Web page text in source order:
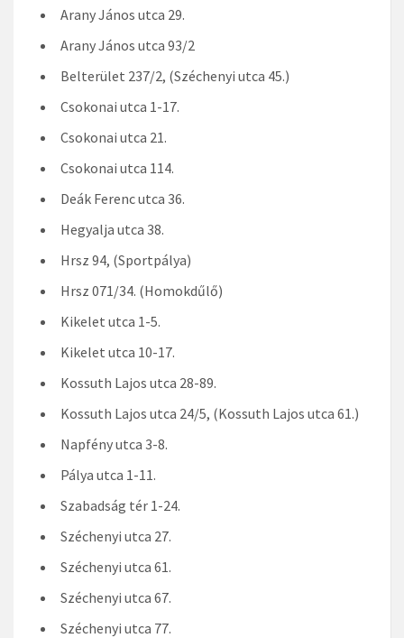
Arany János utca 29.
Arany János utca 93/2
Belterület 237/2, (Széchenyi utca 45.)
Csokonai utca 1-17.
Csokonai utca 21.
Csokonai utca 114.
Deák Ferenc utca 36.
Hegyalja utca 38.
Hrsz 94, (Sportpálya)
Hrsz 071/34. (Homokdűlő)
Kikelet utca 1-5.
Kikelet utca 10-17.
Kossuth Lajos utca 28-89.
Kossuth Lajos utca 24/5, (Kossuth Lajos utca 61.)
Napfény utca 3-8.
Pálya utca 1-11.
Szabadság tér 1-24.
Széchenyi utca 27.
Széchenyi utca 61.
Széchenyi utca 67.
Széchenyi utca 77.